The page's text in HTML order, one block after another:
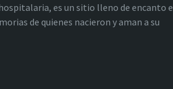
es un sitio lleno de encanto e
de quienes nacieron y aman a su